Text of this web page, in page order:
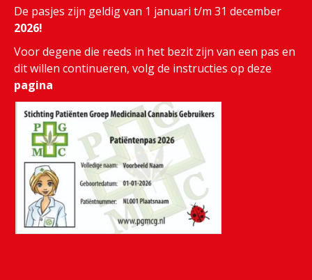
De pasjes zijn geldig van 1 januari t/m 31 december
2026!
Voor degene die reeds in het bezit zijn van een pas en
dit willen continueren, volg de instructies op deze
pagina